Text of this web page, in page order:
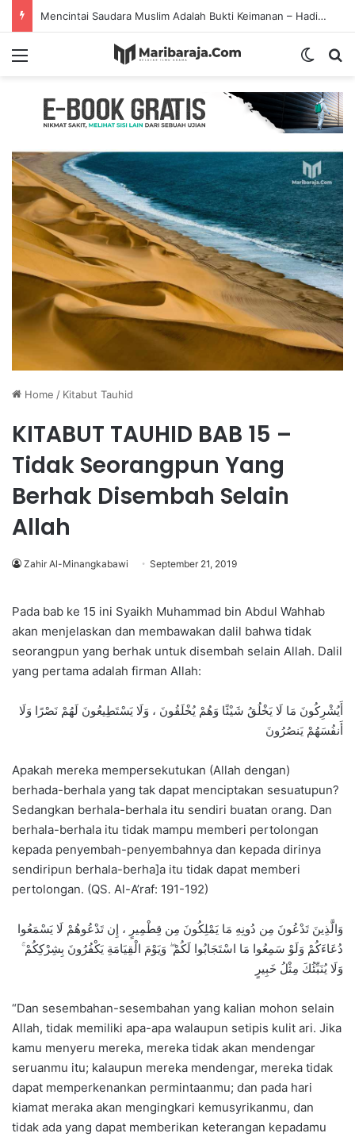
Mencintai Saudara Muslim Adalah Bukti Keimanan – Hadits Ke-13 Arbain Nawawi
Home / Kitabut Tauhid
KITABUT TAUHID BAB 15 –
Tidak Seorangpun Yang
Berhak Disembah Selain
Allah
Zahir Al-Minangkabawi September 21, 2019
Pada bab ke 15 ini Syaikh Muhammad bin Abdul Wahhab
akan menjelaskan dan membawakan dalil bahwa tidak
seorangpun yang berhak untuk disembah selain Allah. Dalil
yang pertama adalah firman Allah:
أَيُشْرِكُونَ مَا لَا يَخْلُقُ شَيْئًا وَهُمْ يُخْلَقُونَ ، وَلَا يَسْتَطِيعُونَ لَهُمْ نَصْرًا وَلَا
أَنفُسَهُمْ يَنصُرُونَ
Apakah mereka mempersekutukan (Allah dengan)
berhada-berhala yang tak dapat menciptakan sesuatupun?
Sedangkan berhala-berhala itu sendiri buatan orang. Dan
berhala-berhala itu tidak mampu memberi pertolongan
kepada penyembah-penyembahnya dan kepada dirinya
sendiripun berhala-berha]a itu tidak dapat memberi
pertolongan. (QS. Al-A’raf: 191-192)
وَالَّذِينَ تَدْعُونَ مِن دُونِهِ مَا يَمْلِكُونَ مِن قِطْمِيرٍ ، إِن تَدْعُوهُمْ لَا يَسْمَعُوا
دُعَاءَكُمْ وَلَوْ سَمِعُوا مَا اسْتَجَابُوا لَكُمْ ۖ وَيَوْمَ الْقِيَامَةِ يَكْفُرُونَ بِشِرْكِكُمْ ۚ
وَلَا يُنَبِّئُكَ مِثْلُ خَبِيرٍ
“Dan sesembahan-sesembahan yang kalian mohon selain
Allah, tidak memiliki apa-apa walaupun setipis kulit ari. Jika
kamu menyeru mereka, mereka tidak akan mendengar
seruanmu itu; kalaupun mereka mendengar, mereka tidak
dapat memperkenankan permintaanmu; dan pada hari
kiamat meraka akan mengingkari kemusyrikanmu, dan
tidak ada yang dapat memberikan keterangan kepadamu